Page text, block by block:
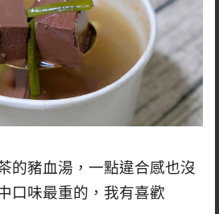
的豬血湯，一點違合感也沒
口味最重的，我有喜歡